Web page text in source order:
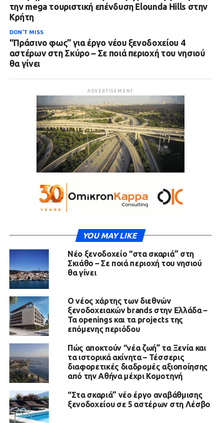
την mega τουριστική επένδυση Elounda Hills στην
Κρήτη
DON'T MISS
“Πράσινο φως” για έργο νέου ξενοδοχείου 4
αστέρων στη Σκύρο – Σε ποιά περιοχή του νησιού
θα γίνει
ADVERTISEMENT
YOU MAY LIKE
Νέο ξενοδοχείο “στα σκαριά” στη
Σκιάθο – Σε ποιά περιοχή του νησιού
θα γίνει
Ο νέος χάρτης των διεθνών
ξενοδοχειακών brands στην Ελλάδα –
Τα openings και τα projects της
επόμενης περιόδου
Πώς αποκτούν “νέα ζωή” τα Ξενία και
τα ιστορικά ακίνητα – Τέσσερις
διαφορετικές διαδρομές αξιοποίησης
από την Αθήνα μέχρι Κομοτηνή
“Στα σκαριά” νέο έργο αναβάθμισης
ξενοδοχείου σε 5 αστέρων στη Λέσβο